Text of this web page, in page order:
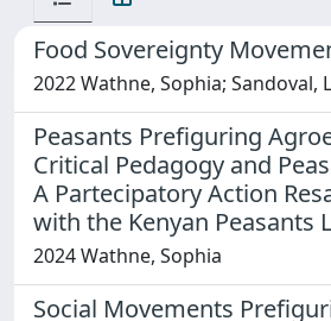
Food Sovereignty
2022 Wathne, Sophia; Sandoval,
Peasants Prefiguring
Critical Pedagogy and
A Partecipatory Action
with the Kenyan Peasants
2024 Wathne, Sophia
Social Movements